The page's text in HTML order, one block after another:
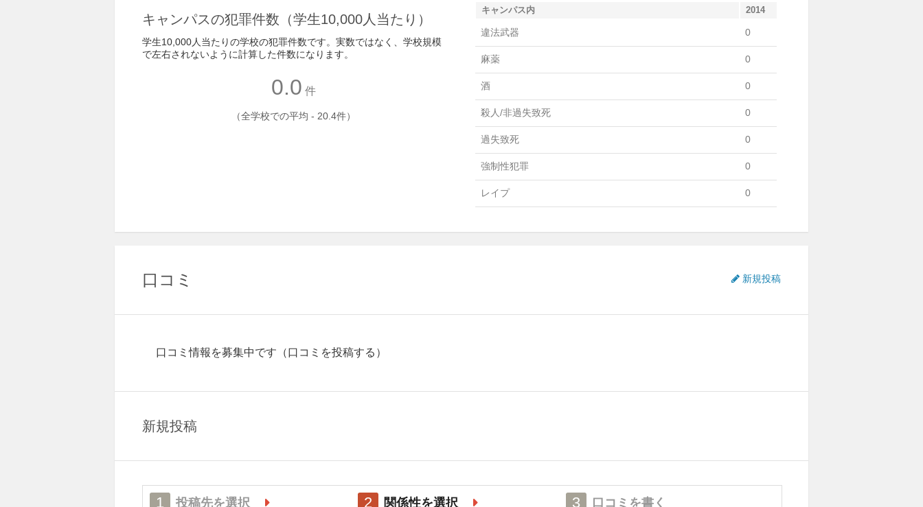
キャンパスの犯罪件数（学生10,000人当たり）
学生10,000人当たりの学校の犯罪件数です。実数ではなく、学校規模
で左右されないように計算した件数になります。
0.0 件
（全学校での平均 - 20.4件）
キャンパス内 2014
違法武器 0
麻薬 0
酒 0
殺人/非過失致死 0
過失致死 0
強制性犯罪 0
レイプ 0
0
口コミ 新規投稿
口コミ情報を募集中です （口コミを投稿する）
新規投稿
1 投稿先を選択 2 関係性を選択 3 口コミを書く